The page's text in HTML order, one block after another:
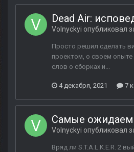
Dead Air:
Volnyckyi опубликовал
Просто решил сделать
проектом, о своем
слов о сборках и...
4 декабря, 2021 7
Самые
Volnyckyi опубликовал
Вряд ли S.T.A.L.K.E.R. 2